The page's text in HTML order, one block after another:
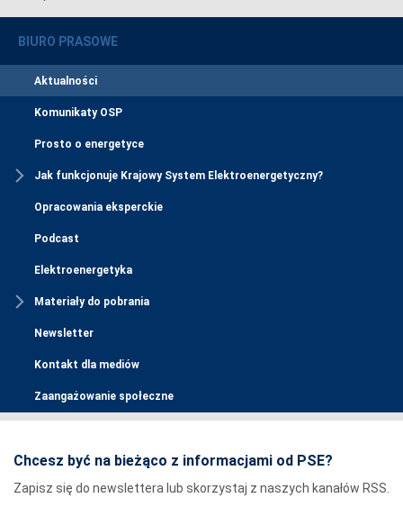
BIURO PRASOWE
Aktualności
Komunikaty OSP
Prosto o energetyce
Jak funkcjonuje Krajowy System Elektroenergetyczny?
Opracowania eksperckie
Podcast
Elektroenergetyka
Materiały do pobrania
Newsletter
Kontakt dla mediów
Zaangażowanie społeczne
Chcesz być na bieżąco z informacjami od PSE?
Zapisz się do newslettera lub skorzystaj z naszych kanałów RSS.